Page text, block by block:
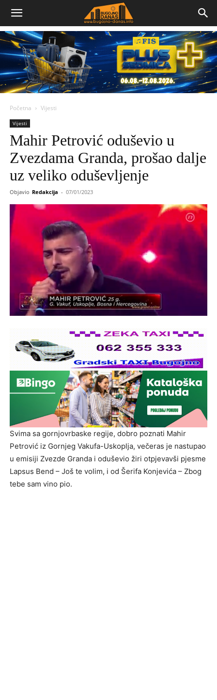
Bugojno
Danas
Početna Vijesti
Vijesti
Mahir Petrović oduševio u
Zvezdama Granda, prošao dalje
uz veliko oduševljenje
Objavio Redakcija - 07/01/2023
Svima sa gornjovrbaske regije, dobro poznati Mahir
Petrović iz Gornjeg Vakufa-Uskoplja, večeras je nastupao
u emisiji Zvezde Granda i oduševio žiri otpjevavši pjesme
Lapsus Bend – Još te volim, i od Šerifa Konjevića – Zbog
tebe sam vino pio.